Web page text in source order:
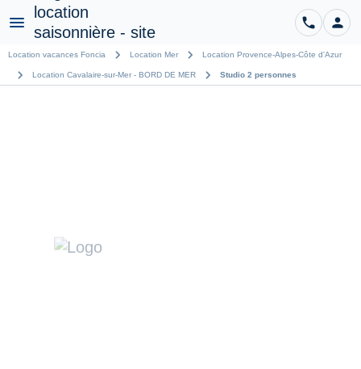
Menu phone person
Location vacances Foncia chevron_right Location Mer chevron_right Location Provence-Alpes-Côte d'Azur
chevron_right Location Cavalaire-sur-Mer - BORD DE MER chevron_right Studio 2 personnes